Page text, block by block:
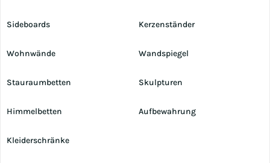
Sideboards
Wohnwände
Stauraumbetten
Himmelbetten
Kleiderschränke
Kerzenständer
Wandspiegel
Skulpturen
Aufbewahrung